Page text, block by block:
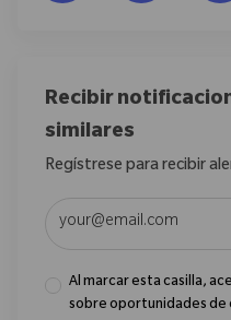
Recibir
similares
Regístrese para recibir
Introduzca la dirección
Al marcar esta casilla,
sobre oportunidades de